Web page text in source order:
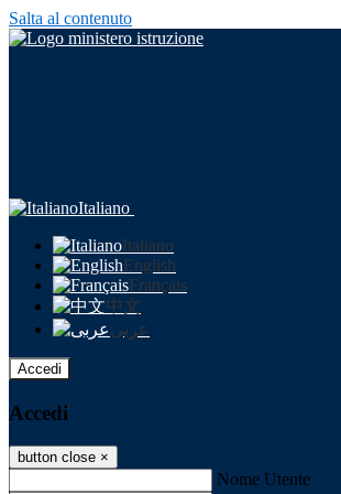
Salta al contenuto
Italiano
Italiano
English
Français
中文
عربى
Accedi
Accedi
button close ×
Nome Utente